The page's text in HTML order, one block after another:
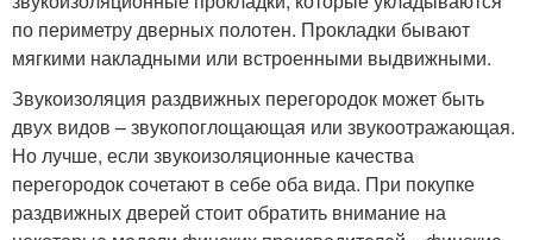
по периметру дверных полотен. Прокладки бывают
мягкими накладными или встроенными выдвижными.
Звукоизоляция раздвижных перегородок может быть
двух видов – звукопоглощающая или звукоотражающая.
Но лучше, если звукоизоляционные качества
перегородок сочетают в себе оба вида. При покупке
раздвижных дверей стоит обратить внимание на